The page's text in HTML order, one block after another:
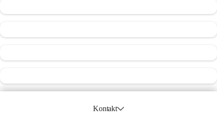
Kontakt